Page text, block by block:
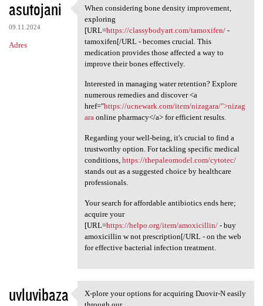
asutojani
09.11.2024
Adres
When considering bone density
When considering bone density improvement,
exploring
[URL=https://classybodyart.com/tamoxifen/-
tamoxifen[/URL - becomes crucial. This
medication provides those affected a way to
improve their bones effectively.
Interested in managing water retention? Explore
numerous remedies and discover <a
href="https://ucnewark.com/item/nizagara/">nizag
araonline pharmacy</a> for efficient results.
Regarding your well-being, it's crucial to find a
trustworthy option. For tackling specific medical
conditions, https://thepaleomodel.com/cytotec/
stands out as a suggested choice by healthcare
professionals.
Your search for affordable antibiotics ends here;
acquire your
[URL=https://helpo.org/item/amoxicillin/- buy
amoxicillin w not prescription[/URL - on the web
for effective bacterial infection treatment.
uvluvibaza X-plore your options for
X-plore your options for acquiring Duovir-N easily